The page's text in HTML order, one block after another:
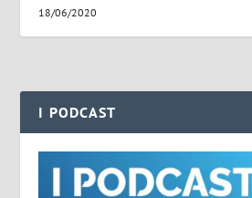
18/06/2020
I PODCAST